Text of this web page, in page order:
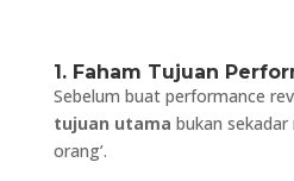
1. Faham Tujuan
Sebelum buat performance
tujuan utama bukan sekadar
orang’.